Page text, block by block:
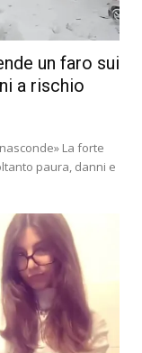
un faro sui
a rischio
La forte
paura, danni e